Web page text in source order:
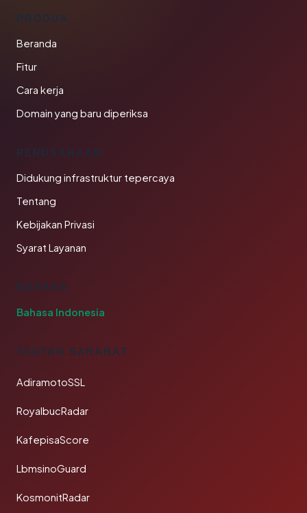
PRODUK
Beranda
Fitur
Cara kerja
Domain yang baru diperiksa
PERUSAHAAN
Didukung infrastruktur tepercaya
Tentang
Kebijakan Privasi
Syarat Layanan
BAHASA
Bahasa Indonesia
TAUTAN SAHABAT
AdiramotoSSL
RoyalbucRadar
KafepisaScore
LbmsinoGuard
KosmonitRadar